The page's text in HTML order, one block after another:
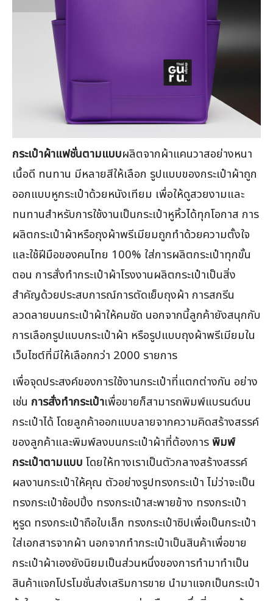
กระเป๋าผ้าแฟชั่นตามแบบผลิตจากผ้าแคนวาสอย่างหนา
เนื้อดี ทนทาน มีหลายสีให้เลือก รูปแบบของกระเป๋าผ้าถูก
ออกแบบหูกระเป๋าด้วยหนังเทียม เพื่อให้ดูสวยงามและ
ทนทานสำหรับการใช้งานเป็นกระเป๋าหูหิ้วได้ทุกโอกาส การ
ผลิตกระเป๋าผ้าหรือถุงผ้าพรีเมียมถูกทำด้วยความตั้งใจ
และใช้ฝีมือของคนไทย 100% ใส่การผลิตกระเป๋าทุกขั้น
ตอน การสั่งทำกระเป๋าผ้าโรงงานผลิตกระเป๋าเป็นสิ่ง
สำคัญด้วยประสบการณ์การตัดเย็บถุงผ้า การสกรีน
ลวดลายบนกระเป๋าผ้าให้คมชัด นอกจากนี้ลูกค้ายังสนุกกับ
การเลือกรูปแบบกระเป๋าผ้า หรือรูปแบบถุงผ้าพรีเมียมใน
เว็บไซต์ที่มีให้เลือกกว่า 2000 รายการ
เพื่อจุดประสงค์ของการใช้งานกระเป๋าที่แตกต่างกัน อย่าง
เช่น การสั่งทำกระเป๋าเพื่อขายก็สามารถพิมพ์แบรนด์บน
กระเป๋าได้ โดยลูกค้าออกแบบลายจากความคิดสร้างสรรค์
ของลูกค้าและพิมพ์ลงบนกระเป๋าผ้าที่ต้องการพิมพ์
กระเป๋าตามแบบ โดยให้ทางเราเป็นตัวกลางสร้างสรรค์
ผลงานกระเป๋าให้คุณ ตัวอย่างรูปทรงกระเป๋า ไม่ว่าจะเป็น
ทรงกระเป๋าช้อปปิ้ง ทรงกระเป๋าสะพายข้าง ทรงกระเป๋า
หูรูด ทรงกระเป๋าถือใบเล็ก ทรงกระเป๋าซิปเพื่อเป็นกระเป๋า
ใส่เอกสารจากผ้า นอกจากทำกระเป๋าเป็นสินค้าเพื่อขาย
กระเป๋าผ้าเองยังนิยมเป็นส่วนหนึ่งของการทำมาทำเป็น
สินค้าแจกโปรโมชั่นส่งเสริมการขาย นำมาแจกเป็นกระเป๋า